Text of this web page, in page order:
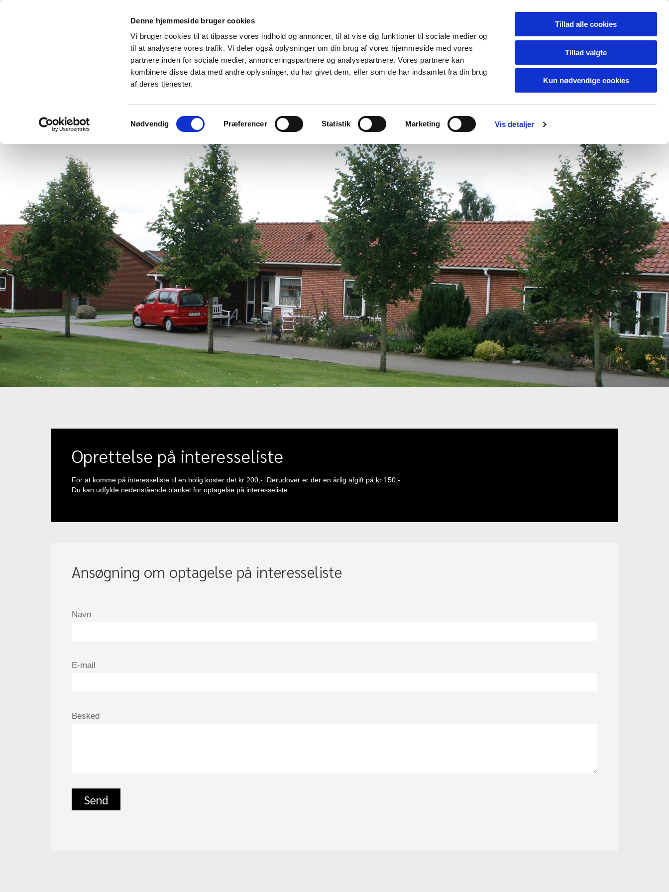
Denne hjemmeside bruger cookies
Vi bruger cookies til at tilpasse vores indhold og annoncer, til at vise dig funktioner til sociale medier og
til at analysere vores trafik. Vi deler også oplysninger om din brug af vores hjemmeside med vores
partnere inden for sociale medier, annonceringspartnere og analysepartnere. Vores partnere kan
kombinere disse data med andre oplysninger, du har givet dem, eller som de har indsamlet fra din brug
af deres tjenester.
Nødvendig Præferencer Statistik Marketing Vis detaljer
Tillad alle cookies
Tillad valgte
Kun nødvendige cookies
GrønBo Parken Andelsbevis
Oprettelse på interesseliste
For at komme på interesseliste til en bolig koster det kr 200,-. Derudover er der en årlig afgift på kr 150,-.
Du kan udfylde nedenstående blanket for optagelse på interesseliste.
Ansøgning om optagelse på interesseliste
Navn
E-mail
Besked